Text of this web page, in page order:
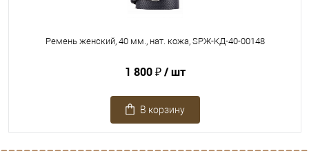
Ремень женский, 40 мм., нат. кожа, SРЖ-КД-40-00148
1 800 ₽/ шт
В корзину